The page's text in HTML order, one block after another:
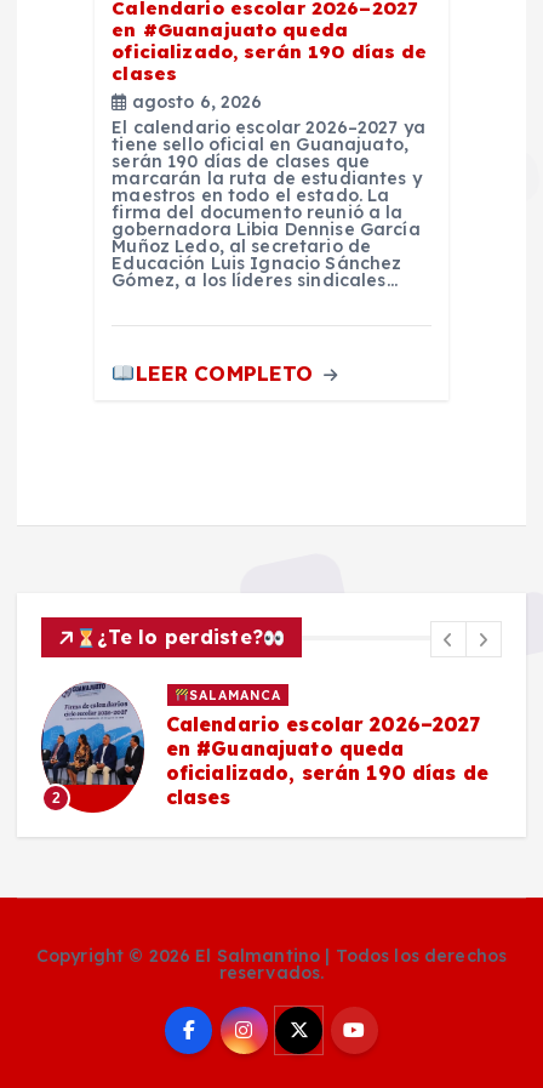
Calendario escolar 2026–2027
en #Guanajuato queda
oficializado, serán 190 días de
clases
agosto 6, 2026
El calendario escolar 2026–2027 ya
tiene sello oficial en Guanajuato,
serán 190 días de clases que
marcarán la ruta de estudiantes y
maestros en todo el estado. La
firma del documento reunió a la
gobernadora Libia Dennise García
Muñoz Ledo, al secretario de
Educación Luis Ignacio Sánchez
Gómez, a los líderes sindicales…
LEER COMPLETO
¿Te lo perdiste?
2
SALAMANCA
Calendario escolar 2026–2027
en #Guanajuato queda
oficializado, serán 190 días de
clases
Copyright © 2026 El Salmantino | Todos los derechos
reservados.